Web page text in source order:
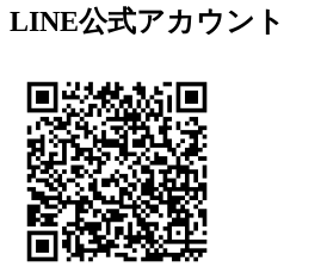
LINE公式アカウント